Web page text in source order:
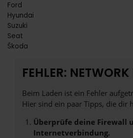
Ford
Hyundai
Suzuki
Seat
Škoda
FEHLER: NETWORK
Beim Laden ist ein Fehler
Hier sind ein paar Tipps, die dir
Überprüfe deine Firewall
Internetverbindung.